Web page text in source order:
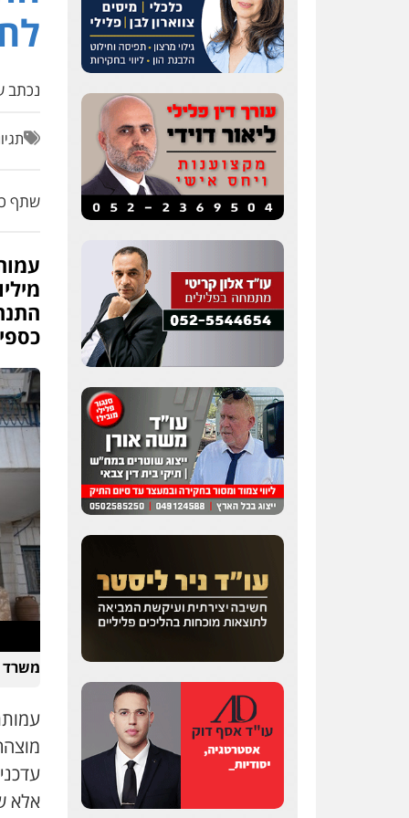
עסקים
0507302623
עו"ד פאדי בראנסי
פלילי צווארון לבן עבירות
בטחוניות מעצרים וחקירות
0524122241
עו"ד ד"ר איתן
פינקלשטיין
כלכלי הלבנת הון חילוט
ייעוץ לעורכי דין
0507061374
עו"ד אמיר כהן
פלילי מעצרים וחקירות
מצגר ושות', חברת עורכי
דין
נדל"ן / עסקים משפחה
תעבורה כלכלי הוצאה
לפועל
0545402829
תעבורה
0545577862
עורכי דין
מיסים כלכלי פלילי פשיעה
כלכלית הלבנת הון
0504456555
חליל ביאדי – משרד
עורכי דין
דיני תעבורה מעצרים
וחקירות פשיעה חמורה
נכתב
שתף
משרד
אלא